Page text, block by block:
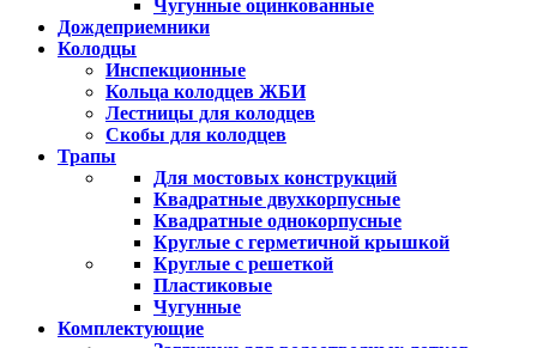
Чугунные оцинкованные
Дождеприемники
Колодцы
Инспекционные
Кольца колодцев ЖБИ
Лестницы для колодцев
Скобы для колодцев
Трапы
Для мостовых конструкций
Квадратные двухкорпусные
Квадратные однокорпусные
Круглые с герметичной крышкой
Круглые с решеткой
Пластиковые
Чугунные
Комплектующие